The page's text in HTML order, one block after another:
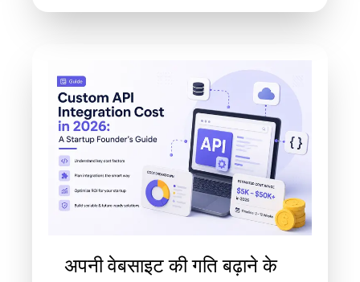
अपनी वेबसाइट की गति बढ़ाने के